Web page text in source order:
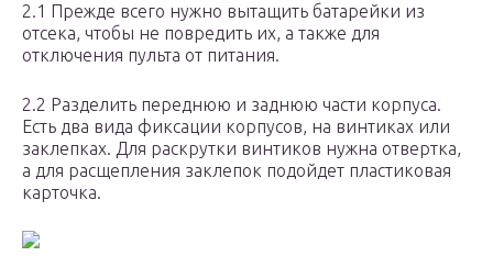
2.1 Прежде всего нужно вытащить батарейки из
отсека, чтобы не повредить их, а также для
отключения пульта от питания.
2.2 Разделить переднюю и заднюю части корпуса.
Есть два вида фиксации корпусов, на винтиках или
заклепках. Для раскрутки винтиков нужна отвертка,
а для расщепления заклепок подойдет пластиковая
карточка.